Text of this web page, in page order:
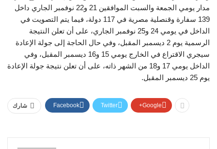
مدار يومي الجمعة والسبت الموافقين 21 و22 نوفمبر الجاري داخل
139 سفارة وقنصلية مصرية في 117 دولة، فيما يتم التصويت في
الداخل في يومي 24 و25 نوفمبر الجاري، على أن تعلن النتيجة
الرسمية يوم 2 ديسمبر المقبل، وفي حال الحاجة إلى جولة الإعادة
سيجري الاقتراع في الخارج يومي 15 و16 ديسمبر المقبل، وفي
الداخل يومي 17 و18 من الشهر ذاته، على أن تعلن نتيجة جولة الإعادة
يوم 25 ديسمبر المقبل.
شارك Facebook Twitter Google+